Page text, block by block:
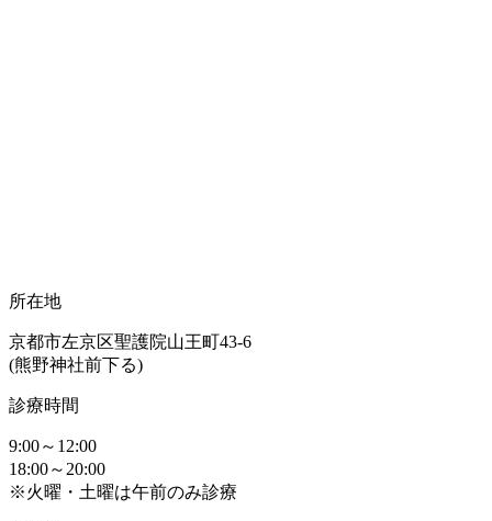
所在地
京都市左京区聖護院山王町43-6
(熊野神社前下る)
診療時間
9:00～12:00
18:00～20:00
※火曜・土曜は午前のみ診療